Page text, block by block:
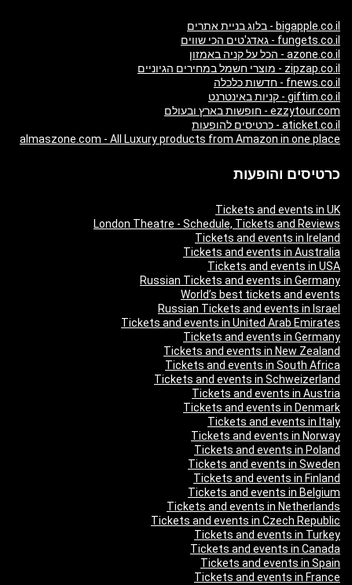
bigapple.co.il - בלוג בניית אתרים
fungets.co.il - גאדג'טים הכי שווים
azone.co.il - הכל על קניה באמזון
zipzap.co.il - מוצרי חשמל במחירים הגיוניים
fnews.co.il - חדשות כלכלה
giftim.co.il - קניות באינטרנט
ezzytour.com - חופשות בארץ ובעולם
aticket.co.il - כרטיסים להופעות
almaszone.com - All Luxury products from Amazon in one place
כרטיסים והופעות
Tickets and events in UK
London Theatre - Schedule, Tickets and Reviews
Tickets and events in Ireland
Tickets and events in Australia
Tickets and events in USA
Russian Tickets and events in Germany
World’s best tickets and events
Russian Tickets and events in Israel
Tickets and events in United Arab Emirates
Tickets and events in Germany
Tickets and events in New Zealand
Tickets and events in South Africa
Tickets and events in Schweizerland
Tickets and events in Austria
Tickets and events in Denmark
Tickets and events in Italy
Tickets and events in Norway
Tickets and events in Poland
Tickets and events in Sweden
Tickets and events in Finland
Tickets and events in Belgium
Tickets and events in Netherlands
Tickets and events in Czech Republic
Tickets and events in Turkey
Tickets and events in Canada
Tickets and events in Spain
Tickets and events in France